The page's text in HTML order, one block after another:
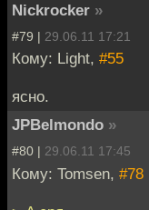
Nickrocker »
#79 | 29.06.11 17:21
Кому: Light, #55
ясно.
JPBelmondo »
#80 | 29.06.11 17:45
Кому: Tomsen, #78